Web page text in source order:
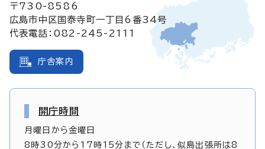
〒730-8586
広島市中区国泰寺町一丁目6番34号
代表電話：082-245-2111
庁舎案内
開庁時間
月曜日から金曜日
8時30分から17時15分まで（ただし、似島出張所は8